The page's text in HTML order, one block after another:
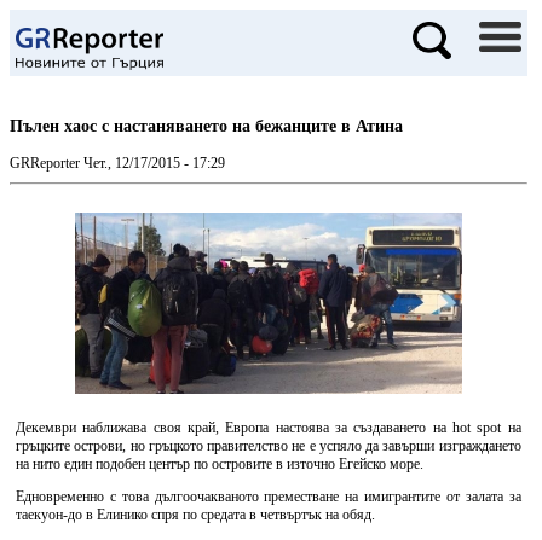
Пълен хаос с настаняването на бежанците в Атина
GRReporter Чет., 12/17/2015 - 17:29
Декември наближава своя край, Европа настоява за създаването на hot spot на
гръцките острови, но гръцкото правителство не е успяло да завърши изграждането
на нито един подобен център по островите в източно Егейско море.
Едновременно с това дългоочакваното преместване на имигрантите от залата за
таекуон-до в Елинико спря по средата в четвъртък на обяд.